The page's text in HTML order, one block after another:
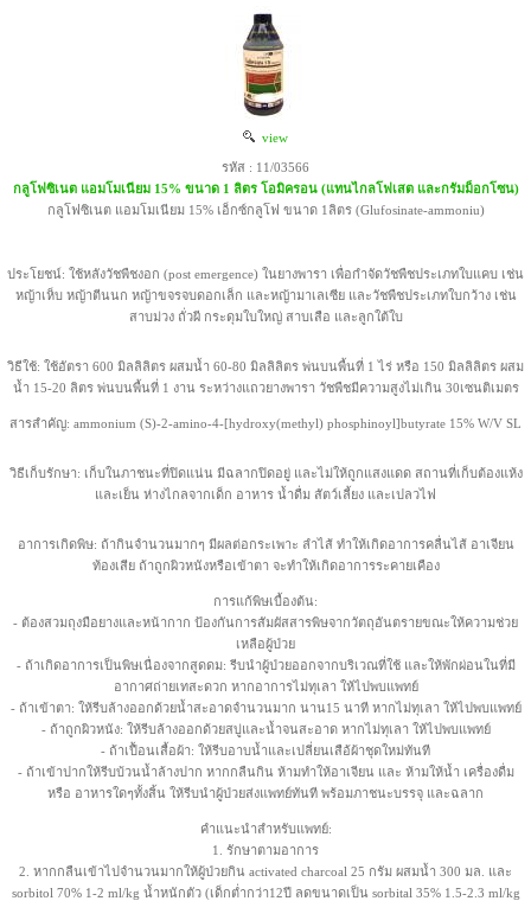
view
รหัส : 11/03566
กลูโฟซิเนต แอมโมเนียม 15% ขนาด 1 ลิตร โอมิครอน (แทนไกลโฟเสต และกรัมม็อกโซน)
กลูโฟซิเนต แอมโมเนียม 15% เอ็กซ์กลูโฟ ขนาด 1ลิตร (Glufosinate-ammoniu)
ประโยชน์: ใช้หลังวัชพืชงอก (post emergence) ในยางพารา เพื่อกำจัดวัชพืชประเภทใบแคบ เช่น
หญ้าเห็บ หญ้าตีนนก หญ้าขจรจบดอกเล็ก และหญ้ามาเลเซีย และวัชพืชประเภทใบกว้าง เช่น
สาบม่วง ถั่วผี กระดุมใบใหญ่ สาบเสือ และลูกใต้ใบ
วิธีใช้: ใช้อัตรา 600 มิลลิลิตร ผสมน้ำ 60-80 มิลลิลิตร พ่นบนพื้นที่ 1 ไร่ หรือ 150 มิลลิลิตร ผสม
น้ำ 15-20 ลิตร พ่นบนพื้นที่ 1 งาน ระหว่างแถวยางพารา วัชพืชมีความสูงไม่เกิน 30เซนติเมตร
สารสำคัญ: ammonium (S)-2-amino-4-[hydroxy(methyl) phosphinoyl]butyrate 15% W/V SL
วิธีเก็บรักษา: เก็บในภาชนะที่ปิดแน่น มีฉลากปิดอยู่ และไม่ให้ถูกแสงแดด สถานที่เก็บต้องแห้ง
และเย็น ห่างไกลจากเด็ก อาหาร น้ำดื่ม สัตว์เลี้ยง และเปลวไฟ
อาการเกิดพิษ: ถ้ากินจำนวนมากๆ มีผลต่อกระเพาะ ลำไส้ ทำให้เกิดอาการคลื่นไส้ อาเจียน
ท้องเสีย ถ้าถูกผิวหนังหรือเข้าตา จะทำให้เกิดอาการระคายเคือง
การแก้พิษเบื้องต้น:
- ต้องสวมถุงมือยางและหน้ากาก ป้องกันการสัมผัสสารพิษจากวัตถุอันตรายขณะให้ความช่วย
เหลือผู้ป่วย
- ถ้าเกิดอาการเป็นพิษเนื่องจากสูดดม: รีบนำผู้ป่วยออกจากบริเวณที่ใช้ และให้พักผ่อนในที่มี
อากาศถ่ายเทสะดวก หากอาการไม่ทุเลา ให้ไปพบแพทย์
- ถ้าเข้าตา: ให้รีบล้างออกด้วยน้ำสะอาดจำนวนมาก นาน15 นาที หากไม่ทุเลา ให้ไปพบแพทย์
- ถ้าถูกผิวหนัง: ให้รีบล้างออกด้วยสบู่และน้ำจนสะอาด หากไม่ทุเลา ให้ไปพบแพทย์
- ถ้าเปื้อนเสื้อผ้า: ให้รีบอาบน้ำและเปลี่ยนเสือ้ผ้าชุดใหม่ทันที
- ถ้าเข้าปากให้รีบบ้วนน้ำล้างปาก หากกลืนกิน ห้ามทำให้อาเจียน และ ห้ามให้น้ำ เครื่องดื่ม
หรือ อาหารใดๆทั้งสิ้น ให้รีบนำผู้ป่วยส่งแพทย์ทันที พร้อมภาชนะบรรจุ และฉลาก
คำแนะนำสำหรับแพทย์:
1. รักษาตามอาการ
2. หากกลืนเข้าไปจำนวนมากให้ผู้ป่วยกิน activated charcoal 25 กรัม ผสมน้ำ 300 มล. และ
sorbitol 70% 1-2 ml/kg น้ำหนักตัว (เด็กต่ำกว่า12ปี ลดขนาดเป็น sorbital 35% 1.5-2.3 ml/kg